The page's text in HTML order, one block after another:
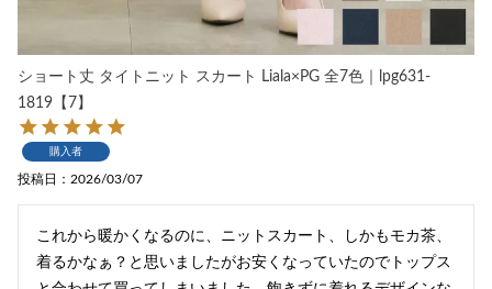
ショート丈 タイトニット スカート Liala×PG 全7色｜lpg631-
1819【7】
購入者
投稿日 2026/03/07
これから暖かくなるのに、ニットスカート、しかもモカ茶、
着るかなぁ？と思いましたがお安くなっていたのでトップス